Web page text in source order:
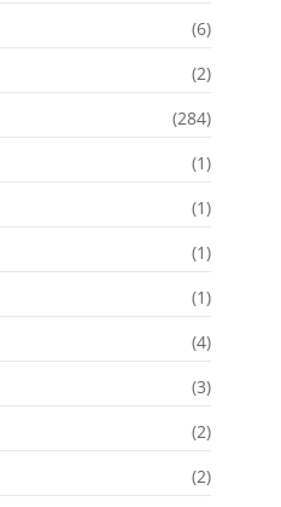
(6)
(2)
(284)
(1)
(1)
(1)
(1)
(4)
(3)
(2)
(2)